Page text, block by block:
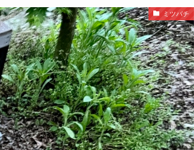
ミツバチ